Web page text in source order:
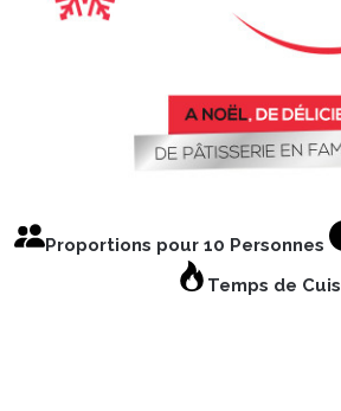
Proportions pour 10 Personnes
Temps de